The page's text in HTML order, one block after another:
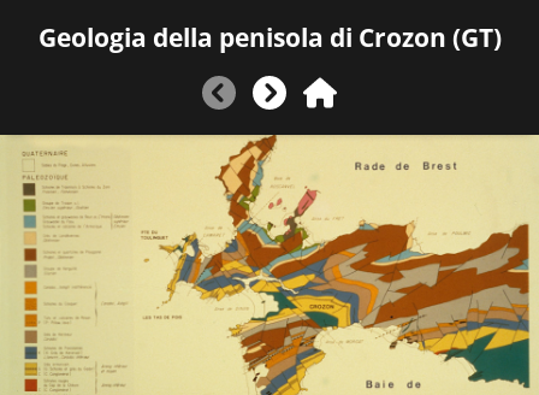
Geologia della penisola di Crozon (GT)